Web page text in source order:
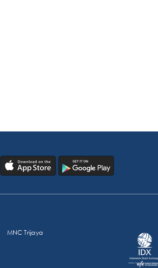
MNC Trijaya